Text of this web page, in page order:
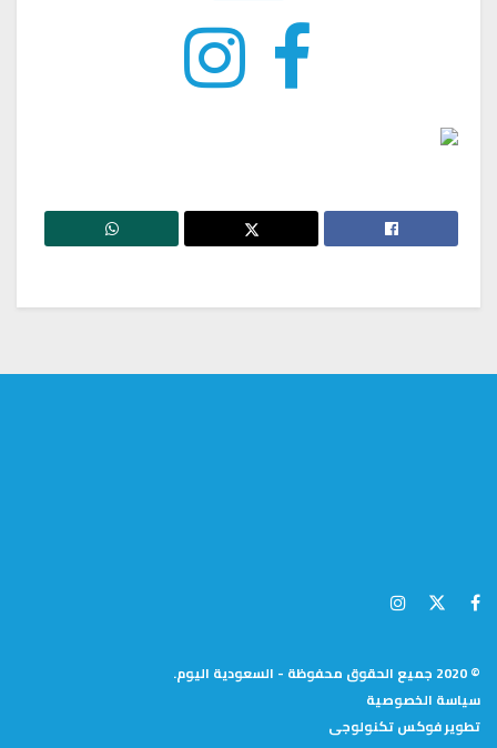
© 2020 جميع الحقوق محفوظة - السعودية اليوم.
سياسة الخصوصية
تطويرفوكس تكنولوجى